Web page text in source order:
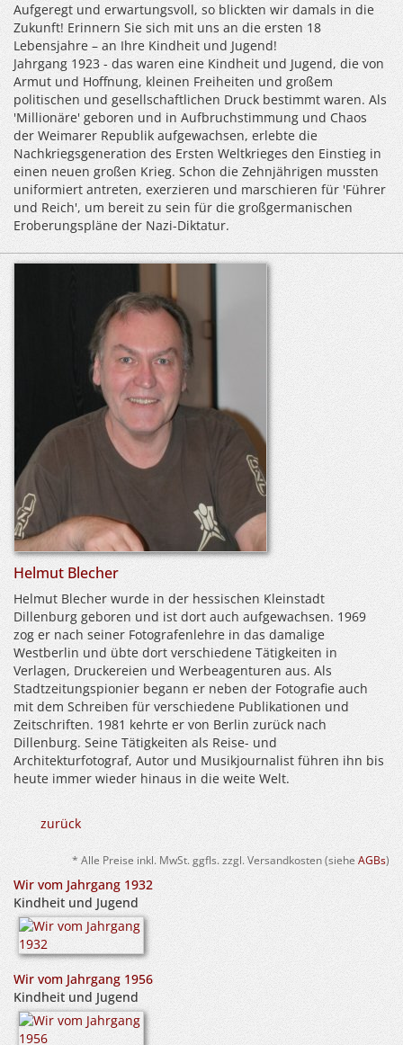
Aufgeregt und erwartungsvoll, so blickten wir damals in die
Zukunft! Erinnern Sie sich mit uns an die ersten 18
Lebensjahre – an Ihre Kindheit und Jugend!
Jahrgang 1923 - das waren eine Kindheit und Jugend, die von
Armut und Hoffnung, kleinen Freiheiten und großem
politischen und gesellschaftlichen Druck bestimmt waren. Als
'Millionäre' geboren und in Aufbruchstimmung und Chaos
der Weimarer Republik aufgewachsen, erlebte die
Nachkriegsgeneration des Ersten Weltkrieges den Einstieg in
einen neuen großen Krieg. Schon die Zehnjährigen mussten
uniformiert antreten, exerzieren und marschieren für 'Führer
und Reich', um bereit zu sein für die großgermanischen
Eroberungspläne der Nazi-Diktatur.
Helmut Blecher
Helmut Blecher wurde in der hessischen Kleinstadt
Dillenburg geboren und ist dort auch aufgewachsen. 1969
zog er nach seiner Fotografenlehre in das damalige
Westberlin und übte dort verschiedene Tätigkeiten in
Verlagen, Druckereien und Werbeagenturen aus. Als
Stadtzeitungspionier begann er neben der Fotografie auch
mit dem Schreiben für verschiedene Publikationen und
Zeitschriften. 1981 kehrte er von Berlin zurück nach
Dillenburg. Seine Tätigkeiten als Reise- und
Architekturfotograf, Autor und Musikjournalist führen ihn bis
heute immer wieder hinaus in die weite Welt.
zurück
* Alle Preise inkl. MwSt. ggfls. zzgl. Versandkosten (siehe AGBs)
Wir vom Jahrgang 1932
Kindheit und Jugend
Wir vom Jahrgang 1956
Kindheit und Jugend